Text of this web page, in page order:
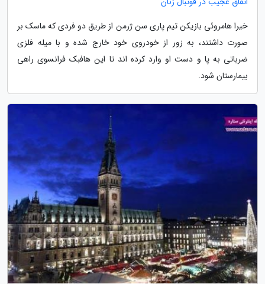
خیرا هامروئی بازیکن تیم پاری سن ژرمن از طریق دو فردی که ماسک بر
صورت داشتند، به زور از خودروی خود خارج شده و با میله فلزی
ضرباتی به پا و دست او وارد کرده اند تا این هافبک فرانسوی راهی
بیمارستان شود.